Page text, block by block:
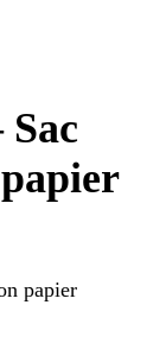
papier